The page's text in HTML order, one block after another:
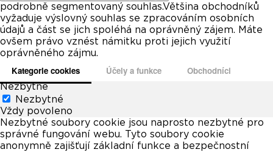
podrobně segmentovaný souhlas.Většina obchodníků
vyžaduje výslovný souhlas se zpracováním osobních
údajů a část se jich spoléhá na oprávněný zájem. Máte
ovšem právo vznést námitku proti jejich využití
oprávněného zájmu.
Kategorie cookies Účely a funkce Obchodníci
Nezbytné
Nezbytné
Vždy povoleno
Nezbytné soubory cookie jsou naprosto nezbytné pro
správné fungování webu. Tyto soubory cookie
anonymně zajišťují základní funkce a bezpečnostní